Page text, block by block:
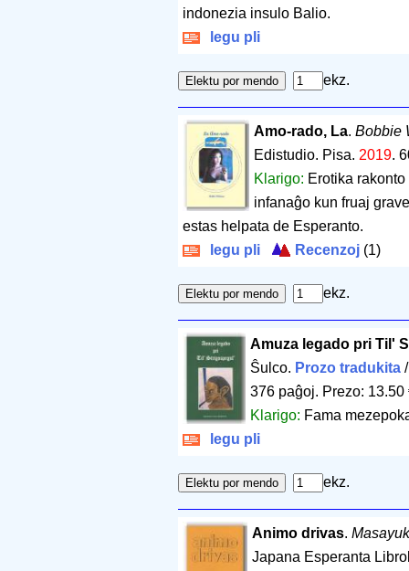
indonezia insulo Balio.
legu pli
ekz.
Amo-rado, La. Bobbie
Edistudio. Pisa. 2019.
Klarigo: Erotika
infanaĝo kun fruaj
estas helpata de Esperanto.
legu pli
Recenzoj (1)
ekz.
Amuza legado pri Til'
Ŝulco. Prozo tradukita
376 paĝoj. Prezo: 13.50
Klarigo: Fama
legu pli
ekz.
Animo drivas.
Japana Esperanta